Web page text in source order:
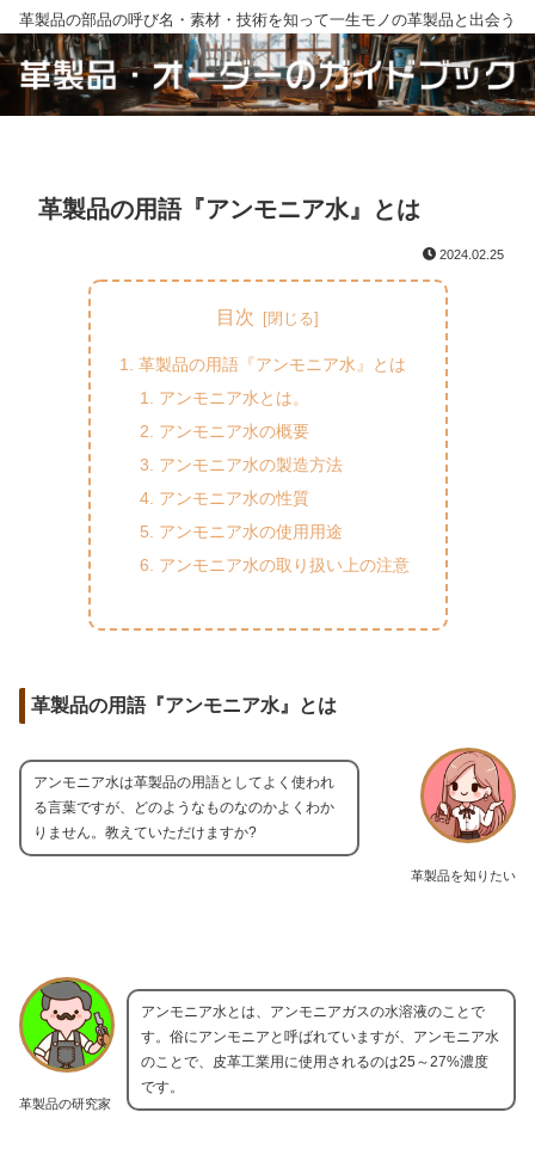
革製品の部品の呼び名・素材・技術を知って一生モノの革製品と出会う
革製品の用語『アンモニア水』とは
2024.02.25
目次
革製品の用語『アンモニア水』とは
アンモニア水とは。
アンモニア水の概要
アンモニア水の製造方法
アンモニア水の性質
アンモニア水の使用用途
アンモニア水の取り扱い上の注意
革製品の用語『アンモニア水』とは
革製品を知りたい
アンモニア水は革製品の用語としてよく使われ
る言葉ですが、どのようなものなのかよくわか
りません。教えていただけますか?
革製品の研究家
アンモニア水とは、アンモニアガスの水溶液のことで
す。俗にアンモニアと呼ばれていますが、アンモニア水
のことで、皮革工業用に使用されるのは25～27%濃度
です。